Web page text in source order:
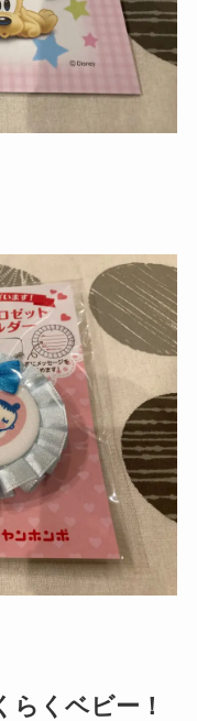
らくベビー！